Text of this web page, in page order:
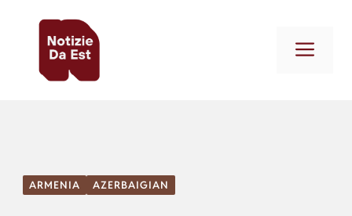
contenuto
ARMENIA AZERBAIGIAN